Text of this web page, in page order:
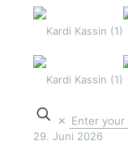
✕
29. Juni 2026